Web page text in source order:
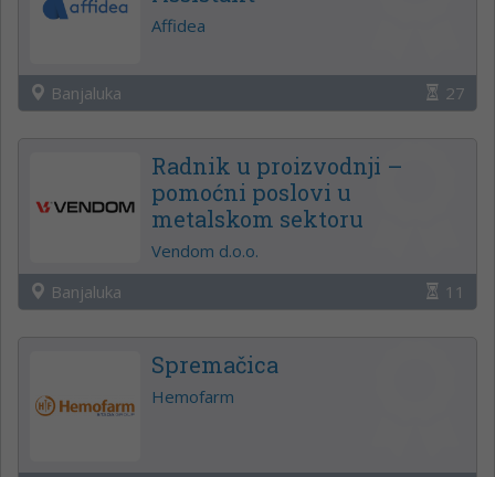
Affidea
Banjaluka 27
Radnik u proizvodnji –
pomoćni poslovi u
metalskom sektoru
Vendom d.o.o.
Banjaluka
11
Spremačica
Hemofarm